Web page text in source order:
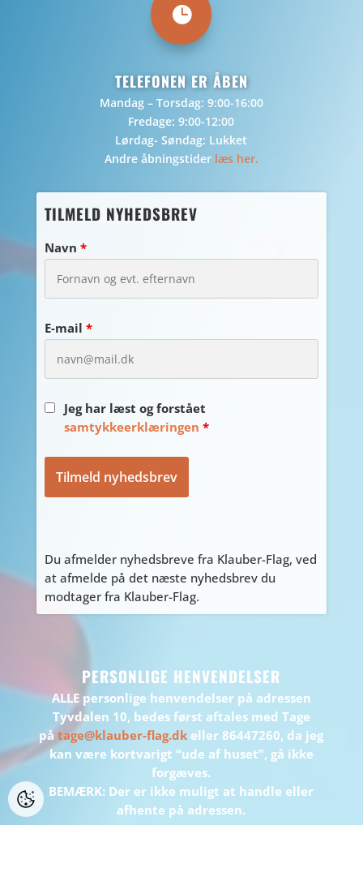

TELEFONEN ER ÅBEN
Mandag – Torsdag: 9:00-16:00
Fredage: 9:00-12:00
Lørdag- Søndag: Lukket
Andre åbningstider læs her.
TILMELD NYHEDSBREV
Navn *
E-mail *
Jeg har læst og forstået
samtykkeerklæringen *
Du afmelder nyhedsbreve fra Klauber-Flag, ved
at afmelde på det næste nyhedsbrev du
modtager fra Klauber-Flag.
PERSONLIGE HENVENDELSER
ALLE personlige henvendelser på adressen
Tyvdalen 10, bedes først aftales med Tage
på tage@klauber-flag.dk eller 86447260, da jeg
kan være kortvarigt “ude af huset”, gå ikke
forgæves.
BEMÆRK: Der er ikke muligt at handle eller
afhente på adressen.